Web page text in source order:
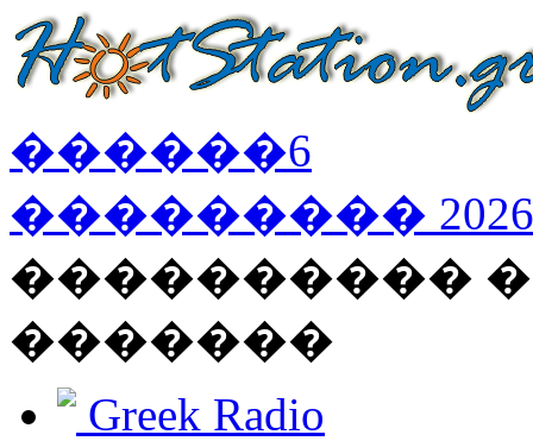
������6
��������� 2026
����������
�������
Greek Radio